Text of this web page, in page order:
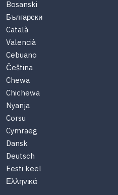
Bosanski
Български
Català
Valencià
Cebuano
Čeština
Chewa
Chichewa
Nyanja
Corsu
Cymraeg
Dansk
Deutsch
Eesti keel
Ελληνικά